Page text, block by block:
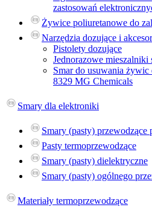
zastosowań
Żywice poliuretanowe do
Narzędzia dozujące i
Pistolety dozujące
Jednorazowe mieszalniki
Smar do usuwania
8329 MG Chemicals
Smary dla elektroniki
Smary (pasty) przewodzące
Pasty termoprzewodzące
Smary (pasty) dielektryczne
Smary (pasty) ogólnego
Materiały termoprzewodzące